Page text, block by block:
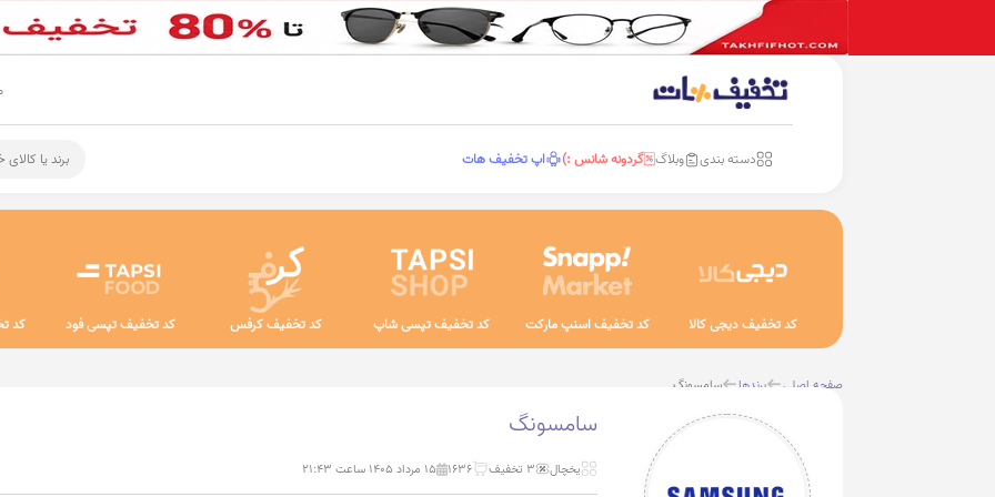
دسته بندی وبلاگ گردونه شانس :) اپ تخفیف هات برند یا
کد تخفیف دیجی کالا کد تخفیف اسنپ مارکت کد تخفیف تپسی شاپ کد تخفیف کرفس کد تخفیف تپسی فود کد
صفحه اصلی برندها سامسونگ
سامسونگ
یخچال 3 تخفیف 1636 ۱۵ مرداد ۱۴۰۵ ساعت ۲۱:۴۳